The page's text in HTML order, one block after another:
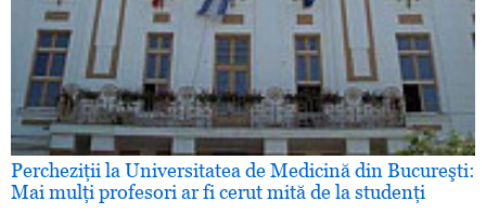
Percheziţii la Universitatea de Medicină din Bucureşti:
Mai mulţi profesori ar fi cerut mită de la studenţi